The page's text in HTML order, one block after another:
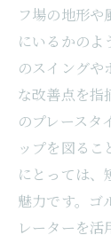
フ場の地形や
にいるかのよ
のスイングや
な改善点を指
のプレースタ
ップを図るこ
にとっては、
魅力です。ゴ
レーターを活